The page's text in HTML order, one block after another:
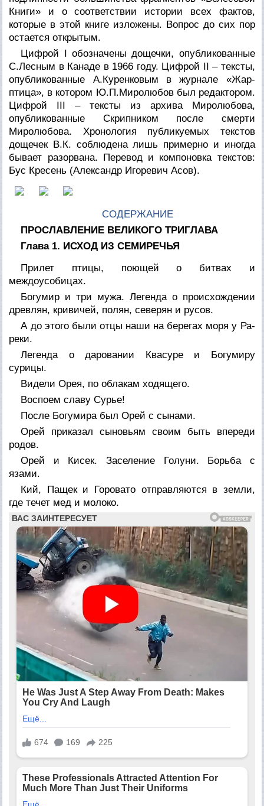
Книги» и о соответствии истории всех фактов,
которые в этой книге изложены. Вопрос до сих пор
остается открытым.
Цифрой I обозначены дощечки, опубликованные
С.Лесным в Канаде в 1966 году. Цифрой II – тексты,
опубликованные А.Куренковым в журнале «Жар-
птица», в котором Ю.П.Миролюбов был редактором.
Цифрой III – тексты из архива Миролюбова,
опубликованные Скрипником после смерти
Миролюбова. Хронология публикуемых текстов
дощечек В.К. соблюдена лишь примерно и иногда
бывает разорвана. Перевод и компоновка текстов:
Бус Кресень (Александр Игоревич Асов).
СОДЕРЖАНИЕ
ПРОСЛАВЛЕНИЕ ВЕЛИКОГО ТРИГЛАВА
Глава 1. ИСХОД ИЗ СЕМИРЕЧЬЯ
Прилет птицы, поющей о битвах и
междоусобицах.
Богумир и три мужа. Легенда о происхождении
древлян, кривичей, полян, северян и русов.
А до этого были отцы наши на берегах моря у Ра-
реки.
Легенда о даровании Квасуре и Богумиру
сурицы.
Видели Орея, по облакам ходящего.
Воспоем славу Сурье!
После Богумира был Орей с сынами.
Орей приказал сыновьям своим быть впереди
родов.
Орей и Кисек. Заселение Голуни. Борьба с
язами.
Кий, Пащек и Горовато отправляются в земли,
где течет мед и молоко.